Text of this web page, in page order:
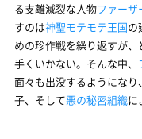
る支離滅裂な人物ファーザ
すのは神聖モテモテ王国の
めの珍作戦を繰り返すが
手くいかない。そんな中、
面々も出没するようになり
子、そして悪の秘密組織に